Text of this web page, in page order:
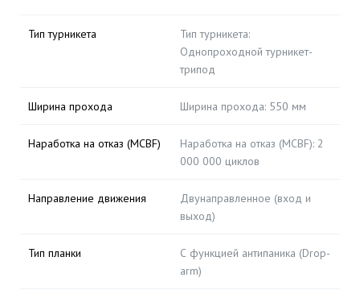
Тип турникета
Тип турникета:
Однопроходной турникет-
трипод
Ширина прохода Ширина прохода: 550 мм
Наработка на отказ (MCBF)
Наработка на отказ (MCBF): 2
000 000 циклов
Направление движения
Двунаправленное (вход и
выход)
Тип планки
С функцией антипаника (Drop-
arm)